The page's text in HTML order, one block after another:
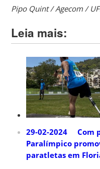
Pipo Quint / Agecom /
Leia mais:
29-02-2024 Com
Paralímpico
paratletas em